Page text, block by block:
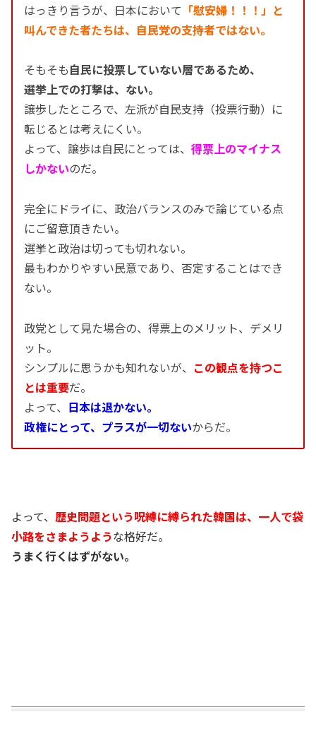
はっきり言うが、日本において 「慰安婦！！！」と
叫んできた者たちは、自民党の支持者ではない。
そもそも自民に投票していない層であるため、
選挙上での打撃は、ない。
譲歩したところで、左派が自民支持（投票行動）に
転じるとは考えにくい。
よって、譲歩は自民にとっては、 得票上のマイナス
しかないのだ。
完全にドライに、政治バランスのみで論じている点
にご留意頂きたい。
選挙と政治は切っても切れない。
最もわかりやすい民意であり、否定することはでき
ない。
政党として見た場合の、得票上のメリット、デメリ
ット。
シンプルに思うかも知れないが、 この観点を持つこ
とは重要だ。
よって、 日本は退かない。
政権にとって、プラスが一切ないからだ。
よって、 歴史問題という呪縛に縛られた韓国は、一人で袋
小路をさまようような格好だ。
うまく行くはずがない。